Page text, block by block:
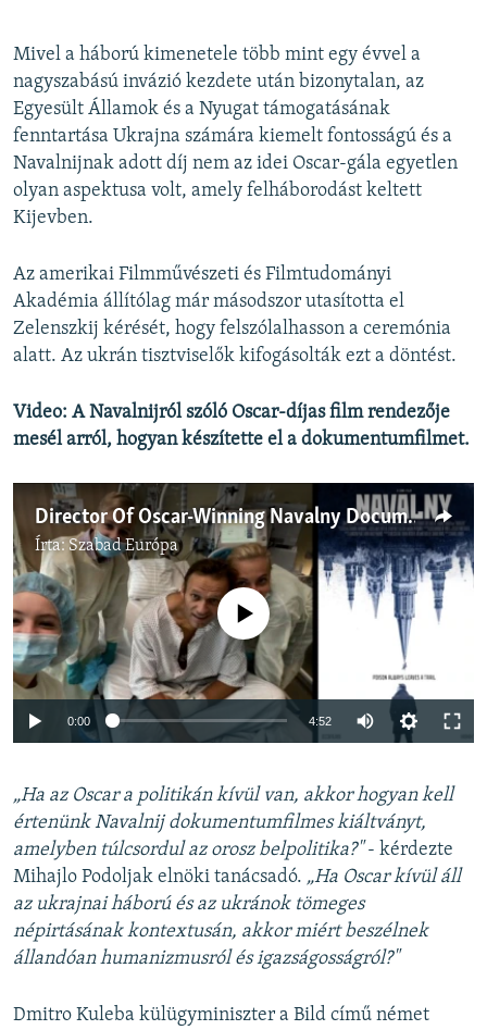
Mivel a háború kimenetele több mint egy évvel a
nagyszabású invázió kezdete után bizonytalan, az
Egyesült Államok és a Nyugat támogatásának
fenntartása Ukrajna számára kiemelt fontosságú és a
Navalnijnak adott díj nem az idei Oscar-gála egyetlen
olyan aspektusa volt, amely felháborodást keltett
Kijevben.
Az amerikai Filmművészeti és Filmtudományi
Akadémia állítólag már másodszor utasította el
Zelenszkij kérését, hogy felszólalhasson a ceremónia
alatt. Az ukrán tisztviselők kifogásolták ezt a döntést.
Video: A Navalnijról szóló Oscar-díjas film rendezője
mesél arról, hogyan készítette el a dokumentumfilmet.
Director Of Oscar-Winning Navalny Documentary Captured 'Extraordinary' Moments
Írta: Szabad Európa
Auto 240p 360p 480p
720p 1080p
Jelenleg nincs elérhető tartalom
0:00 4:52 Auto
360p
480p
720p
„Ha az Oscar a politikán kívül van, akkor hogyan kell
értenünk Navalnij dokumentumfilmes kiáltványt,
amelyben túlcsordul az orosz belpolitika?"- kérdezte
Mihajlo Podoljak elnöki tanácsadó. „Ha Oscar kívül áll
az ukrajnai háború és az ukránok tömeges
népirtásának kontextusán, akkor miért beszélnek
állandóan humanizmusról és igazságosságról?"
Dmitro Kuleba külügyminiszter a Bild című német